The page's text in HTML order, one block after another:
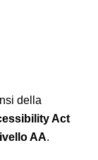
della
Act
AA.